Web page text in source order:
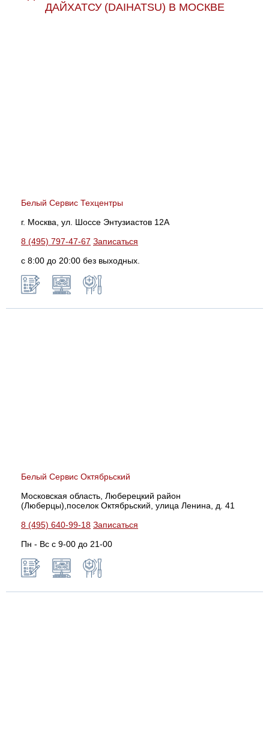
ДАЙХАТСУ (DAIHATSU) В МОСКВЕ
Белый Сервис Техцентры
г. Москва, ул. Шоссе Энтузиастов 12А
8 (495) 797-47-67 Записаться
с 8:00 до 20:00 без выходных.
Белый Сервис Октябрьский
Московская область, Люберецкий район
(Люберцы),поселок Октябрьский, улица Ленина, д. 41
8 (495) 640-99-18 Записаться
Пн - Вс с 9-00 до 21-00